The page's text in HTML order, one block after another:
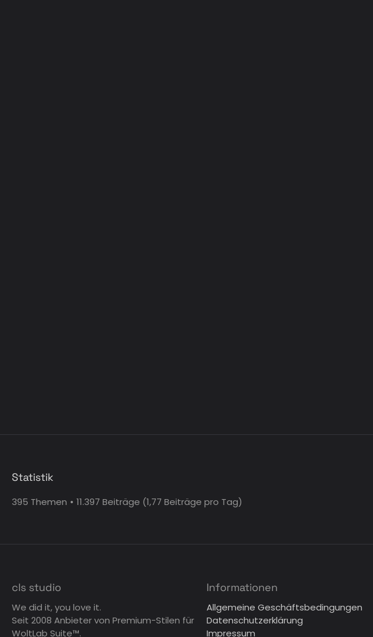
Statistik
395 Themen 11.397 Beiträge (1,77 Beiträge pro Tag)
cls studio
We did it, you love it.
Seit 2008 Anbieter von Premium-Stilen für
WoltLab Suite™.
Informationen
Allgemeine Geschäftsbedingungen
Datenschutzerklärung
Impressum